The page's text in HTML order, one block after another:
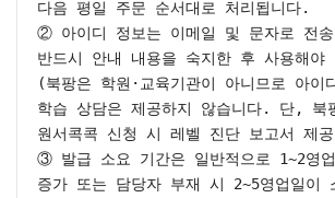
다음 평일 주문 순서대로 처리됩니다.
② 아이디 정보는 이메일 및 문자로 전
반드시 안내 내용을 숙지한 후 사용해야
(북팡은 학원·교육기관이 아니므로 아이
학습 상담은 제공하지 않습니다. 단, 북
원서콕콕 신청 시 레벨 진단 보고서 제
③ 발급 소요 기간은 일반적으로 1~2영
증가 또는 담당자 부재 시 2~5영업일이